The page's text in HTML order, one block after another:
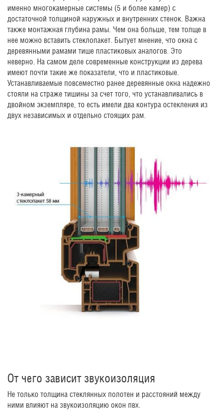
именно многокамерные системы (5 и более камер) с
достаточной толщиной наружных и внутренних стенок. Важна
также монтажная глубина рамы. Чем она больше, тем толще в
нее можно вставить стеклопакет. Бытует мнение, что окна с
деревянными рамами тише пластиковых аналогов. Это
неверно. На самом деле современные конструкции из дерева
имеют почти такие же показатели, что и пластиковые.
Устанавливаемые повсеместно ранее деревянные окна надежно
стояли на страже тишины за счет того, что устанавливались в
двойном экземпляре, то есть имели два контура остекления из
двух независимых и отдельно стоящих рам.
От чего зависит звукоизоляция
Не только толщина стеклянных полотен и расстояний между
ними влияют на звукоизоляцию окон пвх.